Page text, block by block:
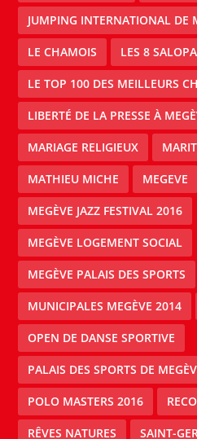
JUMPING INTERNATIONAL DE
LE CHAMOIS LES 8
LE TOP 100 DES MEILLEURS
LIBERTÉ DE LA PRESSE À
MARIAGE RELIGIEUX
MATHIEU MICHE MEGEVE
MEGÈVE JAZZ FESTIVAL 2016
MEGÈVE LOGEMENT SOCIAL
MEGÈVE PALAIS DES SPORTS
MUNICIPALES MEGÈVE 2014
OPEN DE DANSE SPORTIVE
PALAIS DES SPORTS DE
POLO MASTERS 2016
RÊVES NATURES SAINT-